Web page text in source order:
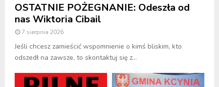
OSTATNIE POŻEGNANIE: Odeszła od
nas Wiktoria Cibail
7 sierpnia 2026
Jeśli chcesz zamieścić wspomnienie o kimś bliskim, kto
odszedł na zawsze, to skontaktuj się z...